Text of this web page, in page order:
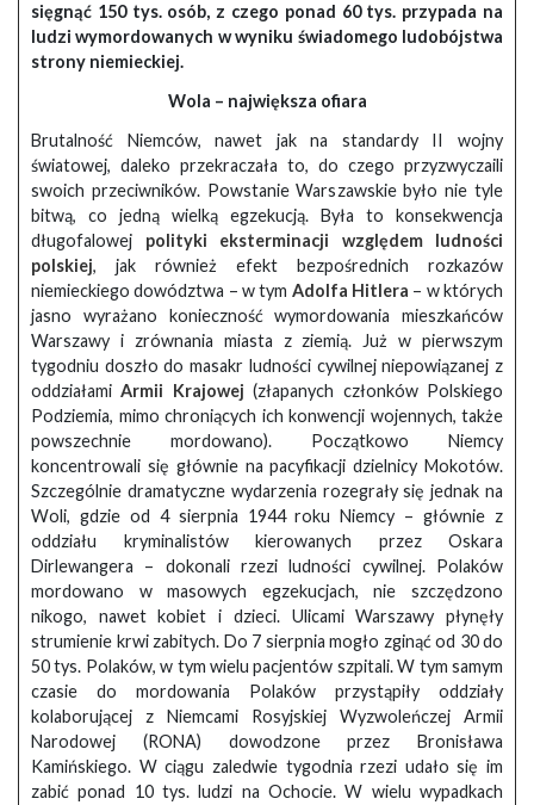
sięgnąć 150 tys. osób, z czego ponad 60 tys. przypada na
ludzi wymordowanych w wyniku świadomego ludobójstwa
strony niemieckiej.
Wola – największa ofiara
Brutalność Niemców, nawet jak na standardy II wojny
światowej, daleko przekraczała to, do czego przyzwyczaili
swoich przeciwników. Powstanie Warszawskie było nie tyle
bitwą, co jedną wielką egzekucją. Była to konsekwencja
długofalowej polityki eksterminacji względem ludności
polskiej, jak również efekt bezpośrednich rozkazów
niemieckiego dowództwa – w tym Adolfa Hitlera – w których
jasno wyrażano konieczność wymordowania mieszkańców
Warszawy i zrównania miasta z ziemią. Już w pierwszym
tygodniu doszło do masakr ludności cywilnej niepowiązanej z
oddziałamiArmii Krajowej (złapanych członków Polskiego
Podziemia, mimo chroniących ich konwencji wojennych, także
powszechnie mordowano). Początkowo Niemcy
koncentrowali się głównie na pacyfikacji dzielnicy Mokotów.
Szczególnie dramatyczne wydarzenia rozegrały się jednak na
Woli, gdzie od 4 sierpnia 1944 roku Niemcy – głównie z
oddziału kryminalistów kierowanych przez Oskara
Dirlewangera – dokonali rzezi ludności cywilnej. Polaków
mordowano w masowych egzekucjach, nie szczędzono
nikogo, nawet kobiet i dzieci. Ulicami Warszawy płynęły
strumienie krwi zabitych. Do 7 sierpnia mogło zginąć od 30 do
50 tys. Polaków, w tym wielu pacjentów szpitali. W tym samym
czasie do mordowania Polaków przystąpiły oddziały
kolaborującej z Niemcami Rosyjskiej Wyzwoleńczej Armii
Narodowej (RONA) dowodzone przez Bronisława
Kamińskiego. W ciągu zaledwie tygodnia rzezi udało się im
zabić ponad 10 tys. ludzi na Ochocie. W wielu wypadkach